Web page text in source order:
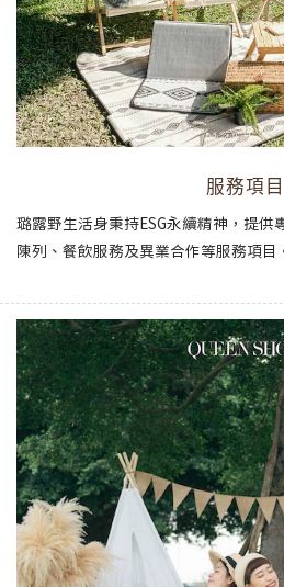
服務項目
璐露野生活身秉持ESG永續精神，提供
陳列、餐飲服務及異業合作等服務項目